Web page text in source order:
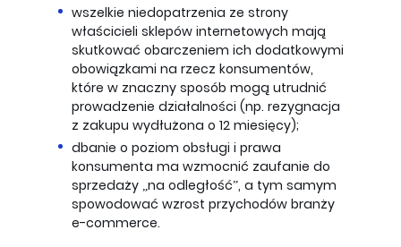
wszelkie niedopatrzenia ze strony
właścicieli sklepów internetowych mają
skutkować obarczeniem ich dodatkowymi
obowiązkami na rzecz konsumentów,
które w znaczny sposób mogą utrudnić
prowadzenie działalności (np. rezygnacja
z zakupu wydłużona o 12 miesięcy);
dbanie o poziom obsługi i prawa
konsumenta ma wzmocnić zaufanie do
sprzedaży „na odległość”, a tym samym
spowodować wzrost przychodów branży
e-commerce.